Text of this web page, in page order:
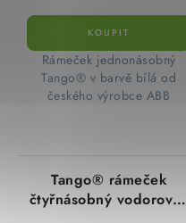
​ Rámeček jednonásobný
Tango® v barvě bílá od
českého výrobce ABB
Tango® rámeček
čtyřnásobný vodorovný